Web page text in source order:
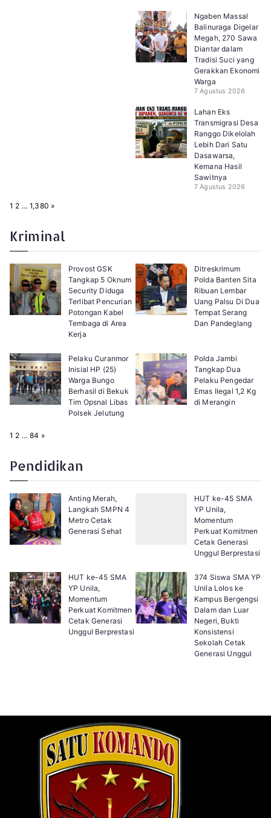
Ngaben Massal
Balinuraga Digelar
Megah, 270 Sawa
Diantar dalam
Tradisi Suci yang
Gerakkan Ekonomi
Warga
7 Agustus 2026
Lahan Eks
Transmigrasi Desa
Ranggo Dikelolah
Lebih Dari Satu
Dasawarsa,
Kemana Hasil
Sawitnya
7 Agustus 2026
P
:
1 2 … 1,380 N
»
Kriminal
Provost GSK
Tangkap 5 Oknum
Security Diduga
Terlibat Pencurian
Potongan Kabel
Tembaga di Area
Kerja
Ditreskrimum
Polda Banten Sita
Ribuan Lembar
Uang Palsu Di Dua
Tempat Serang
Dan Pandeglang
Pelaku Curanmor
Inisial HP (25)
Warga Bungo
Berhasil di Bekuk
Tim Opsnal Libas
Polsek Jelutung
Polda Jambi
Tangkap Dua
Pelaku Pengedar
Emas Ilegal 1,2 Kg
di Merangin
P
:
1 2 … 84 N
»
Pendidikan
Anting Merah,
Langkah SMPN 4
Metro Cetak
Generasi Sehat
HUT ke-45 SMA
YP Unila,
Momentum
Perkuat Komitmen
Cetak Generasi
Unggul Berprestasi
HUT ke-45 SMA
YP Unila,
Momentum
Perkuat Komitmen
Cetak Generasi
Unggul Berprestasi
374 Siswa SMA YP
Unila Lolos ke
Kampus Bergengsi
Dalam dan Luar
Negeri, Bukti
Konsistensi
Sekolah Cetak
Generasi Unggul